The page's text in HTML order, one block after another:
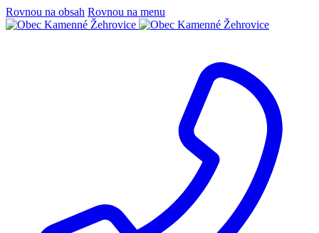
Rovnou na obsah Rovnou na menu